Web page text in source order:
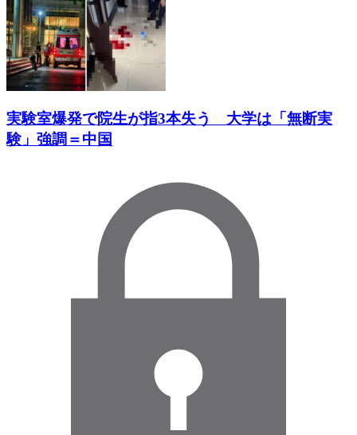
実験室爆発で院生が指3本失う 大学は「無断実
験」強調＝中国